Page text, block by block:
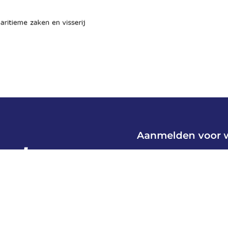
Aanmelden voor